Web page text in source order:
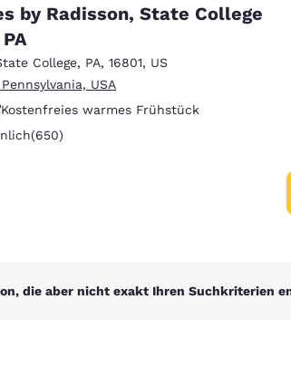
English
Español
by Radisson, State College
College, PA, 16801, US
USA
Kostenfreies warmes Frühstück
650 Bewertungen
(650)
die aber nicht exakt Ihren Suchkriterien